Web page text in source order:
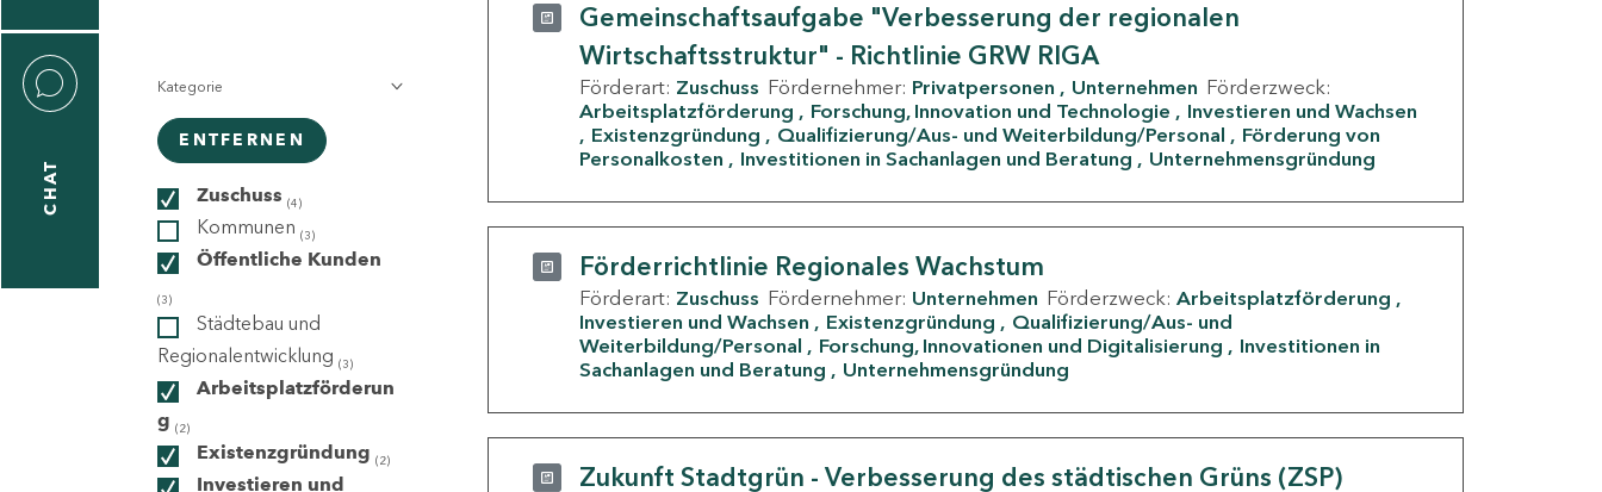
CHAT
Kategorie
ENTFERNEN
Zuschuss (4)
Kommunen (3)
Öffentliche Kunden
(3)
Städtebau und
Regionalentwicklung (3)
Arbeitsplatzförderun
g (2)
Existenzgründung (2)
Investieren und
Gemeinschaftsaufgabe "Verbesserung der regionalen
Wirtschaftsstruktur" - Richtlinie GRW RIGA
Förderart: Zuschuss Fördernehmer: Privatpersonen Unternehmen Förderzweck:
Arbeitsplatzförderung
Forschung, Innovation und Technologie
Investieren und Wachsen
Existenzgründung
Qualifizierung/Aus- und Weiterbildung/Personal
Förderung von
Personalkosten
Investitionen in Sachanlagen und Beratung Unternehmensgründung
Förderrichtlinie Regionales Wachstum
Förderart: Zuschuss Fördernehmer: Unternehmen Förderzweck: Arbeitsplatzförderung
Investieren und Wachsen
Existenzgründung
Qualifizierung/Aus- und
Weiterbildung/Personal
Forschung, Innovationen und Digitalisierung
Investitionen in
Sachanlagen und Beratung
Unternehmensgründung
Zukunft Stadtgrün - Verbesserung des städtischen Grüns (ZSP)